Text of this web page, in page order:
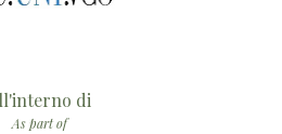
di
As part of